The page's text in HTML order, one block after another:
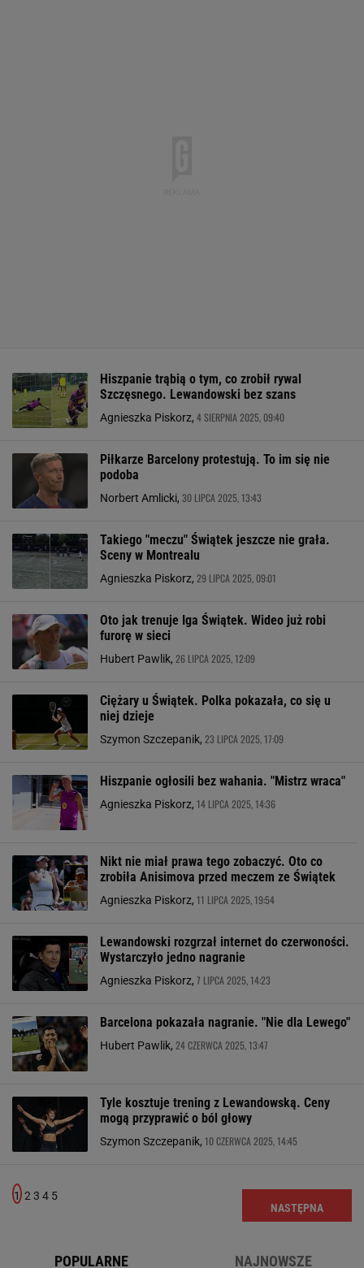
Hiszpanie trąbią o tym, co zrobił rywal
Szczęsnego. Lewandowski bez szans
Agnieszka Piskorz, 4 SIERPNIA 2025, 09:40
Piłkarze Barcelony protestują. To im się nie
podoba
Norbert Amlicki, 30 LIPCA 2025, 13:43
Takiego "meczu" Świątek jeszcze nie grała.
Sceny w Montrealu
Agnieszka Piskorz, 29 LIPCA 2025, 09:01
Oto jak trenuje Iga Świątek. Wideo już robi
furorę w sieci
Hubert Pawlik, 26 LIPCA 2025, 12:09
Ciężary u Świątek. Polka pokazała, co się u
niej dzieje
Szymon Szczepanik, 23 LIPCA 2025, 17:09
Hiszpanie ogłosili bez wahania. "Mistrz wraca"
Agnieszka Piskorz, 14 LIPCA 2025, 14:36
Nikt nie miał prawa tego zobaczyć. Oto co
zrobiła Anisimova przed meczem ze Świątek
Agnieszka Piskorz, 11 LIPCA 2025, 19:54
Lewandowski rozgrzał internet do czerwoności.
Wystarczyło jedno nagranie
Agnieszka Piskorz, 7 LIPCA 2025, 14:23
Barcelona pokazała nagranie. "Nie dla Lewego"
Hubert Pawlik, 24 CZERWCA 2025, 13:47
Tyle kosztuje trening z Lewandowską. Ceny
mogą przyprawić o ból głowy
Szymon Szczepanik, 10 CZERWCA 2025, 14:45
1 2 3 4 5
NASTĘPNA
POPULARNE NAJNOWSZE